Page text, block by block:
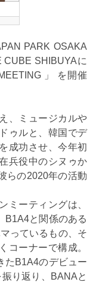
PARK OSAKA
SHIBUYAに
」 を開催
、ミュージカルや
ゥルと、韓国でデ
成功させ、今年初
兵役中のシヌゥか
らの2020年の活動
ミーティングは、
B1A4と関係のある
っているもの、そ
コーナーで構成。
たB1A4のデビュー
り返り、BANAと